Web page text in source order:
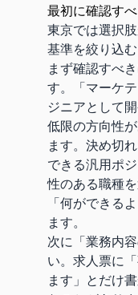
最初に確認す
東京では選択
基準を絞り込
まず確認すべ
す。「マーケ
ジニアとして
低限の方向性
ます。決め切
できる汎用ポ
性のある職種
「何ができる
ます。
次に「業務内
い。求人票に
ます」とだけ